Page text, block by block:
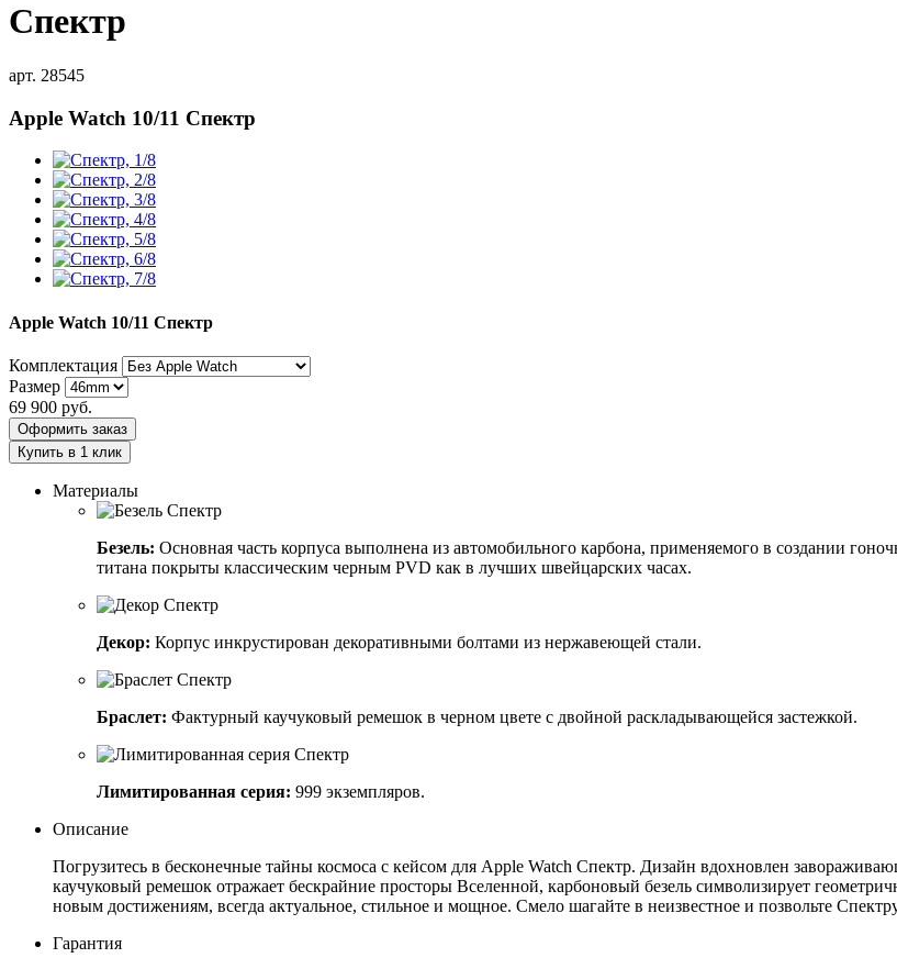
Спектр
арт. 28545
Apple Watch 10/11 Спектр
Apple Watch 10/11 Спектр
Комплектация
Размер
69 900 руб.
Оформить заказ
Купить в 1 клик
Материалы
Безель: Основная часть корпуса выполнена из автомобильного карбона, применяемого в создании
титана покрыты классическим черным PVD как в лучших швейцарских часах.
Декор: Корпус инкрустирован декоративными болтами из нержавеющей стали.
Браслет: Фактурный каучуковый ремешок в черном цвете с двойной раскладывающейся застежкой.
Лимитированная серия: 999 экземпляров.
Описание
Погрузитесь в бесконечные тайны космоса с кейсом для Apple Watch Спектр. Дизайн вдохновлен
каучуковый ремешок отражает бескрайние просторы Вселенной, карбоновый безель символизирует
новым достижениям, всегда актуальное, стильное и мощное. Смело шагайте в неизвестное и позвольте
Гарантия